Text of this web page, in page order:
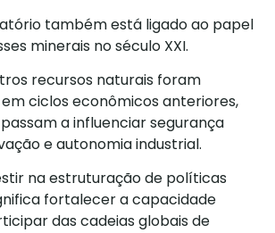
também está ligado ao papel
minerais no século XXI.
recursos naturais foram
ciclos econômicos anteriores,
a influenciar segurança
e autonomia industrial.
na estruturação de políticas
fortalecer a capacidade
das cadeias globais de